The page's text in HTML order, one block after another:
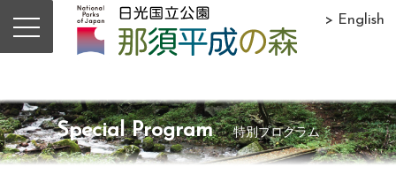
> English
Special Program 特別プログラム